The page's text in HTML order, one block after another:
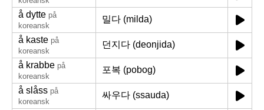
å dytte på
koreansk
밀다 (milda)
å kaste på
koreansk
던지다 (deonjida)
å krabbe på
koreansk
포복 (pobog)
å slåss på
koreansk
싸우다 (ssauda)